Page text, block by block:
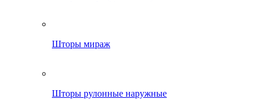
Шторы мираж
Шторы рулонные наружные